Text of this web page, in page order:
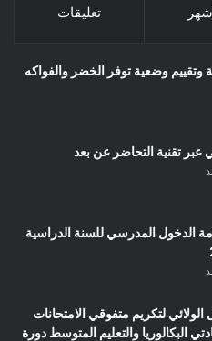
تعليقات
وتقييم وضعية توفر الخضر والفواكه
عبر تقنية التحاضر عن بعد
الدخول المدرسي للسنة الدراسية
الولائي لتكريم متفوقي الامتحانات
البكالوريا والتعليم المتوسط دورة